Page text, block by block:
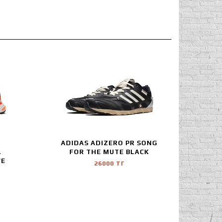
ADIDAS ADIZERO PR SONG
FOR THE MUTE BLACK
26000 ТГ